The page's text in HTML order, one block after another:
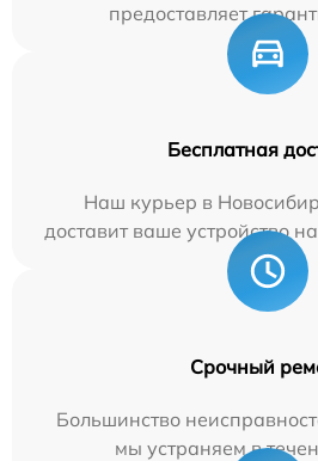
предоставляет
Бесплатная
Наш курьер в
доставит ваше устройство
Срочный
Большинство
мы устраняем в